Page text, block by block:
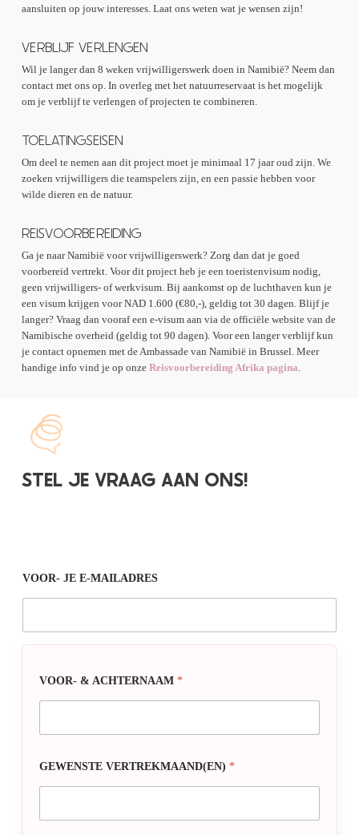
aansluiten op jouw interesses. Laat ons weten wat je wensen zijn!
VERBLIJF VERLENGEN
Wil je langer dan 8 weken vrijwilligerswerk doen in Namibië? Neem dan
contact met ons op. In overleg met het natuurreservaat is het mogelijk
om je verblijf te verlengen of projecten te combineren.
TOELATINGSEISEN
Om deel te nemen aan dit project moet je minimaal 17 jaar oud zijn. We
zoeken vrijwilligers die teamspelers zijn, en een passie hebben voor
wilde dieren en de natuur.
REISVOORBEREIDING
Ga je naar Namibië voor vrijwilligerswerk? Zorg dan dat je goed
voorbereid vertrekt. Voor dit project heb je een toeristenvisum nodig,
geen vrijwilligers- of werkvisum. Bij aankomst op de luchthaven kun je
een visum krijgen voor NAD 1.600 (€80,-), geldig tot 30 dagen. Blijf je
langer? Vraag dan vooraf een e-visum aan via de officiële website van de
Namibische overheid (geldig tot 90 dagen). Voor een langer verblijf kun
je contact opnemen met de Ambassade van Namibië in Brussel. Meer
handige info vind je op onze Reisvoorbereiding Afrika pagina.
STEL JE VRAAG AAN ONS!
VOOR- JE E-MAILADRES
VOOR- & ACHTERNAAM*
GEWENSTE VERTREKMAAND(EN)*